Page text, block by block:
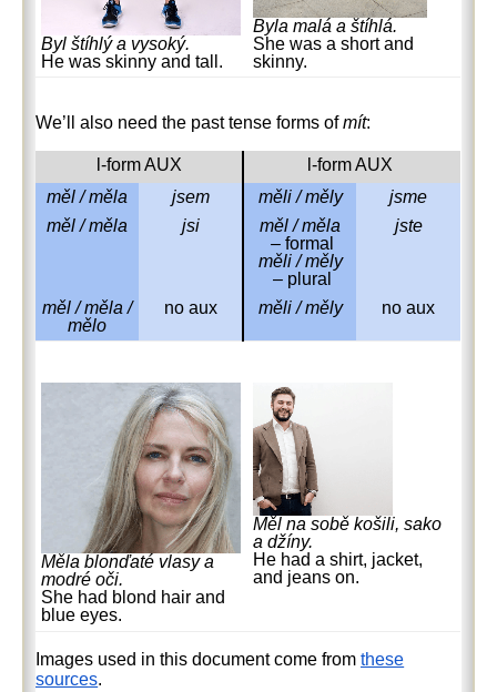
Byl štíhlý a vysoký.
He was skinny and tall.
Byla malá a štíhlá.
She was a short and
skinny.
We’ll also need the past tense forms ofmít:
l-form AUX
l-form AUX
měl / měla
jsem měli / měly
jsme
měl / měla
jsi
měl / měla
– formal
měli / měly
– plural
jste
měl / měla /
mělo
no aux měli / měly no aux
Měla blonďaté vlasy a
modré oči.
She had blond hair and
blue eyes.
Měl na sobě košili, sako
a džíny.
He had a shirt, jacket,
and jeans on.
Images used in this document come fromthese
sources.